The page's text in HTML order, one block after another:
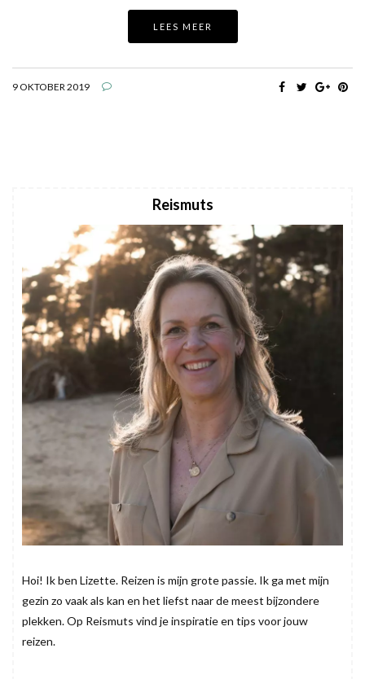
LEES MEER
9 OKTOBER 2019
Reismuts
Hoi! Ik ben Lizette. Reizen is mijn grote passie. Ik ga met mijn
gezin zo vaak als kan en het liefst naar de meest bijzondere
plekken. Op Reismuts vind je inspiratie en tips voor jouw
reizen.